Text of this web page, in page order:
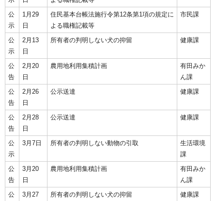
公
示
1月29
日
住民基本台帳法施行令第12条第1項の規定に
よる職権記載等
市民課
公
示
2月13
日
所有者の判明しない犬の抑留 健康課
公
告
2月20
日
農用地利用集積計画
有田みか
ん課
公
告
2月26
日
公示送達 健康課
公
告
2月28
日
公示送達 健康課
公
示
3月7日 所有者の判明しない動物の引取
生活環境
課
公
告
3月20
日
農用地利用集積計画
有田みか
ん課
公
3月27
所有者の判明しない犬の抑留 健康課